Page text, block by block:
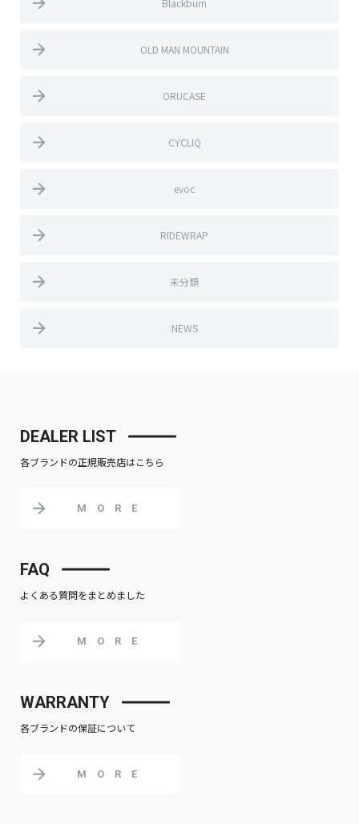
Blackburn
OLD MAN MOUNTAIN
ORUCASE
CYCLIQ
evoc
RIDEWRAP
未分類
NEWS
DEALER LIST
各ブランドの正規販売店はこちら
MORE
FAQ
よくある質問をまとめました
MORE
WARRANTY
各ブランドの保証について
MORE